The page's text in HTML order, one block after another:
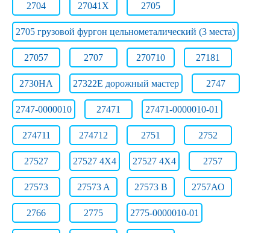
2704 27041Х 2705
2705 грузовой фургон цельнометалический (3 места)
27057 2707 270710 27181
2730НА 27322E дорожный мастер 2747
2747-0000010 27471 27471-0000010-01
274711 274712 2751 2752
27527 27527 4X4 27527 4X4 2757
27573 27573 A 27573 B 2757АО
2766 2775 2775-0000010-01